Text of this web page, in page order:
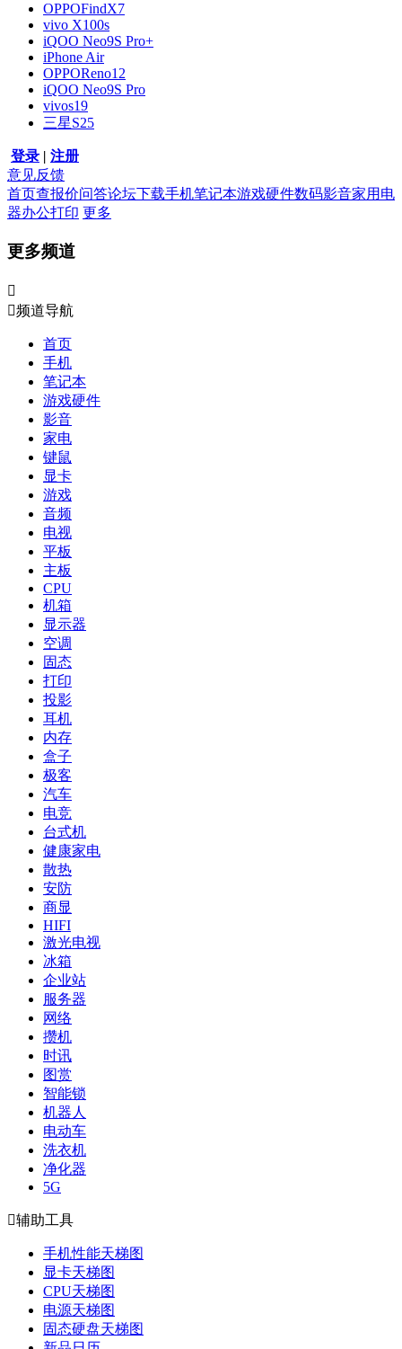
OPPOFindX7
vivo X100s
iQOO Neo9S Pro+
iPhone Air
OPPOReno12
iQOO Neo9S Pro
vivos19
三星S25
登录
注册
意见反馈
首页查报价问答论坛 下载手机笔记本游戏硬件数码影音家用电
器办公打印 更多
更多频道

频道导航
首页
手机
笔记本
游戏硬件
影音
家电
键鼠
显卡
游戏
音频
电视
平板
主板
CPU
机箱
显示器
空调
固态
打印
投影
耳机
内存
盒子
极客
汽车
电竞
台式机
健康家电
散热
安防
商显
HIFI
激光电视
冰箱
企业站
服务器
网络
攒机
时讯
图赏
智能锁
机器人
电动车
洗衣机
净化器
5G
辅助工具
手机性能天梯图
显卡天梯图
CPU天梯图
电源天梯图
固态硬盘天梯图